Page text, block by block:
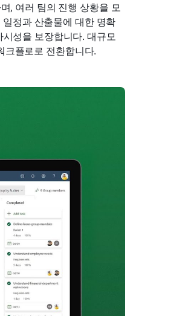
, 여러 팀의 진행 상황을 모
정과 산출물에 대한 명확
성을 보장합니다. 대규모
플로로 전환합니다.